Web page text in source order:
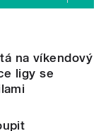
na víkendový
ligy se